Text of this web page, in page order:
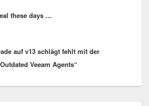
these days …
auf v13 schlägt fehlt mit der
Veeam Agents“